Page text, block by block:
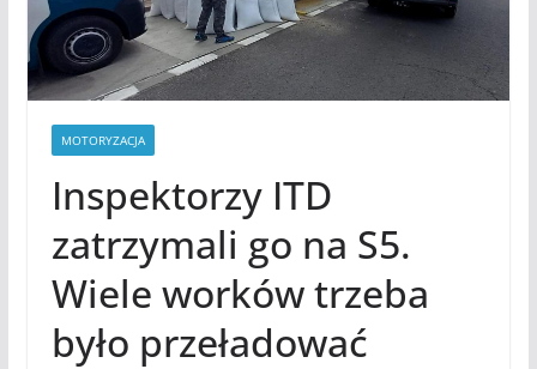
MOTORYZACJA
Inspektorzy ITD
zatrzymali go na S5.
Wiele worków trzeba
było przeładować